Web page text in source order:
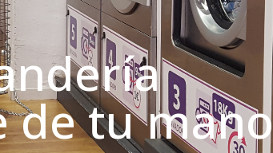
de tu mano